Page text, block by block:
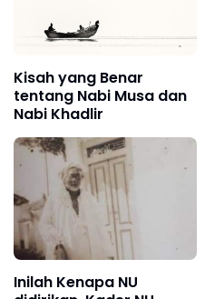
Kisah yang Benar
tentang Nabi Musa dan
Nabi Khadlir
Inilah Kenapa NU